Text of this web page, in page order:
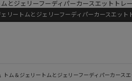
とジェリーフーディパーカースエットトレ
ートムとジェリーフーディパーカースエット
ム＆ジェリートムとジェリーフーディパーカースエ